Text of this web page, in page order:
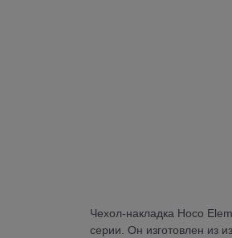
Чехол-накладка Hoco
серии. Он изготовлен из